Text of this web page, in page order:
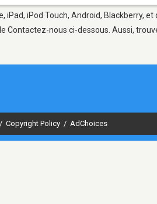
iPad, iPod Touch, Android, Blackberry,
Contactez-nous ci-dessous. Aussi,
/ Copyright Policy / AdChoices